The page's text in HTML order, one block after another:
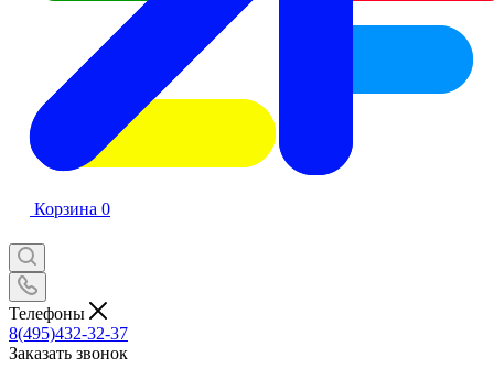
Корзина 0
Телефоны
8(495)432-32-37
Заказать звонок